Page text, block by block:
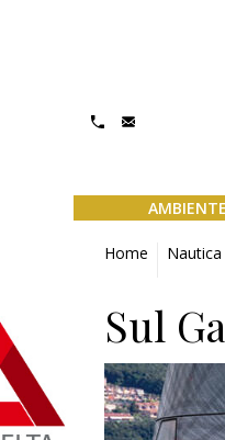
AMBIENTE
Home Nautica
Sul